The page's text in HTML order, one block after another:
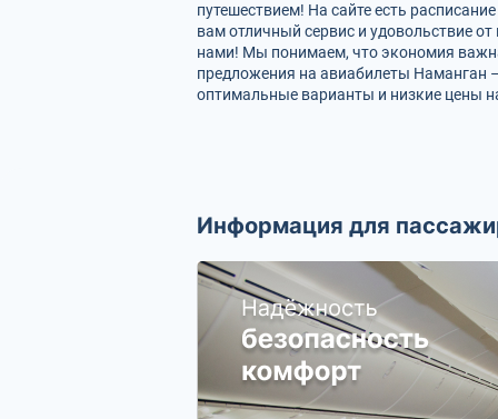
путешествием! На сайте есть
вам отличный сервис и удовольствие
нами! Мы понимаем, что экономия
предложения на авиабилеты Наманган
оптимальные варианты и низкие цены
Информация для